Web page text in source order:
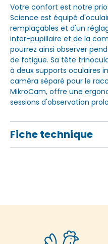
Votre confort est notre
Science est équipé
remplaçables et d'un
inter-pupillaire et de la
pourrez ainsi observer
de fatigue. Sa tête
à deux supports oculaires
caméra séparé pour le
MikroCam, offre une
sessions d'observation
Fiche technique